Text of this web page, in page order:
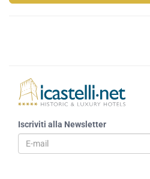
Iscriviti alla Newsletter